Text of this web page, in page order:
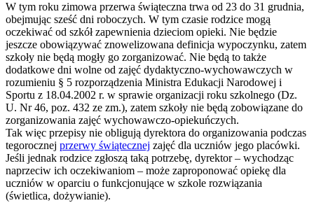
W tym roku zimowa przerwa świąteczna trwa od 23 do 31 grudnia,
obejmując sześć dni roboczych. W tym czasie rodzice mogą
oczekiwać od szkół zapewnienia dzieciom opieki. Nie będzie
jeszcze obowiązywać znowelizowana definicja wypoczynku, zatem
szkoły nie będą mogły go zorganizować. Nie będą to także
dodatkowe dni wolne od zajęć dydaktyczno-wychowawczych w
rozumieniu § 5 rozporządzenia Ministra Edukacji Narodowej i
Sportu z 18.04.2002 r. w sprawie organizacji roku szkolnego (Dz.
U. Nr 46, poz. 432 ze zm.), zatem szkoły nie będą zobowiązane do
zorganizowania zajęć wychowawczo-opiekuńczych.
Tak więc przepisy nie obligują dyrektora do organizowania podczas
tegorocznej przerwy świątecznej zajęć dla uczniów jego placówki.
Jeśli jednak rodzice zgłoszą taką potrzebę, dyrektor – wychodząc
naprzeciw ich oczekiwaniom – może zaproponować opiekę dla
uczniów w oparciu o funkcjonujące w szkole rozwiązania
(świetlica, dożywianie).